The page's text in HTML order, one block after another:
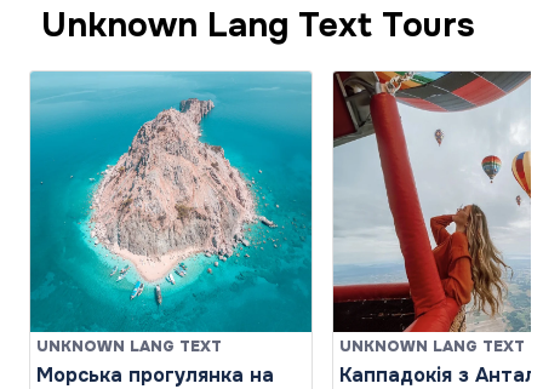
Unknown Lang Text Tours
UNKNOWN LANG TEXT
Морська прогулянка на
UNKNOWN LANG TEXT
Каппадокія з